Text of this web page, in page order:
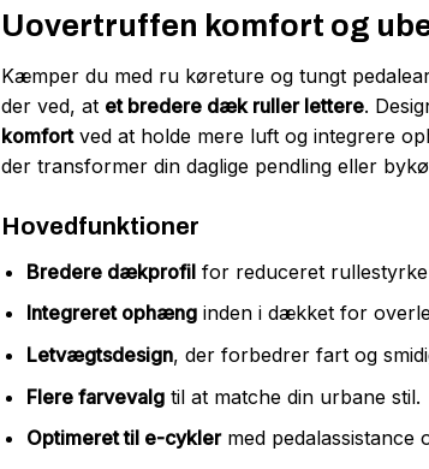
Uovertruffen komfort og
Kæmper du med ru køreture og tungt
der ved, at et bredere dæk ruller lettere.
komfortved at holde mere luft og integrere
der transformer din daglige pendling eller
Hovedfunktioner
Bredere dækprofilfor reduceret
Integreret ophænginden i dækket for
Letvægtsdesign, der forbedrer fart og
Flere farvevalgtil at matche din urbane stil.
Optimeret til e-cyklermed pedalassistance